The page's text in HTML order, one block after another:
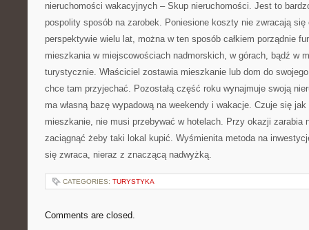
nieruchomości wakacyjnych – Skup nieruchomości. Jest to
pospolity sposób na zarobek. Poniesione koszty nie zwracają
perspektywie wielu lat, można w ten sposób całkiem porządnie
mieszkania w miejscowościach nadmorskich, w górach, bądź w
turystycznie. Właściciel zostawia mieszkanie lub dom do
chce tam przyjechać. Pozostałą część roku wynajmuje swoją
ma własną bazę wypadową na weekendy i wakacje. Czuje się
mieszkanie, nie musi przebywać w hotelach. Przy okazji zarabia
zaciągnąć żeby taki lokal kupić. Wyśmienita metoda na
się zwraca, nieraz z znaczącą nadwyżką.
CATEGORIES: TURYSTYKA
Comments are closed.